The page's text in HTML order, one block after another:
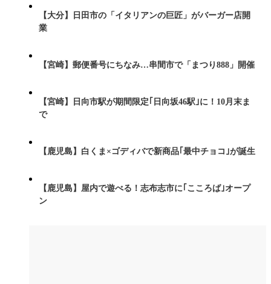
【大分】日田市の「イタリアンの巨匠」がバーガー店開
業
【宮崎】郵便番号にちなみ…串間市で「まつり888」開催
【宮崎】日向市駅が期間限定｢日向坂46駅｣に！10月末ま
で
【鹿児島】白くま×ゴディバで新商品｢最中チョコ｣が誕生
【鹿児島】屋内で遊べる！志布志市に｢こころば｣オープ
ン